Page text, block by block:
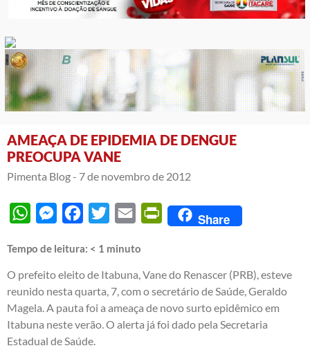
AMEAÇA DE EPIDEMIA DE DENGUE
PREOCUPA VANE
Pimenta Blog - 7 de novembro de 2012
WhatsAppMessengerFacebook
Twitter Email PrintFriendly
Share
Tempo de leitura: < 1 minuto
O prefeito eleito de Itabuna, Vane do Renascer (PRB), esteve
reunido nesta quarta, 7, com o secretário de Saúde, Geraldo
Magela. A pauta foi a ameaça de novo surto epidêmico em
Itabuna neste verão. O alerta já foi dado pela Secretaria
Estadual de Saúde.